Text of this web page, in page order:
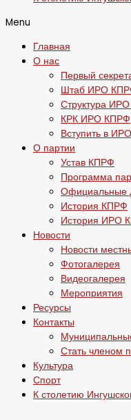
Menu
Главная
О нас
Первый
Штаб ИРО
Структура
КРК ИРО КПРФ
Вступить в
О партии
Устав КПРФ
Программа
Официальные
История КПРФ
История ИРО
Новости
Новости
Фотогалерея
Видеогалерея
Мероприятия
Ресурсы
Контакты
Стать членом
Культура
Спорт
К столетию